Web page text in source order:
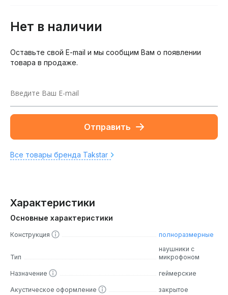
Нет в наличии
Оставьте свой E-mail и мы сообщим Вам о появлении
товара в продаже.
Отправить
Все товары бренда Takstar
Характеристики
Основные характеристики
Конструкция полноразмерные
Тип
наушники с
микрофоном
Назначение геймерские
Акустическое оформление закрытое